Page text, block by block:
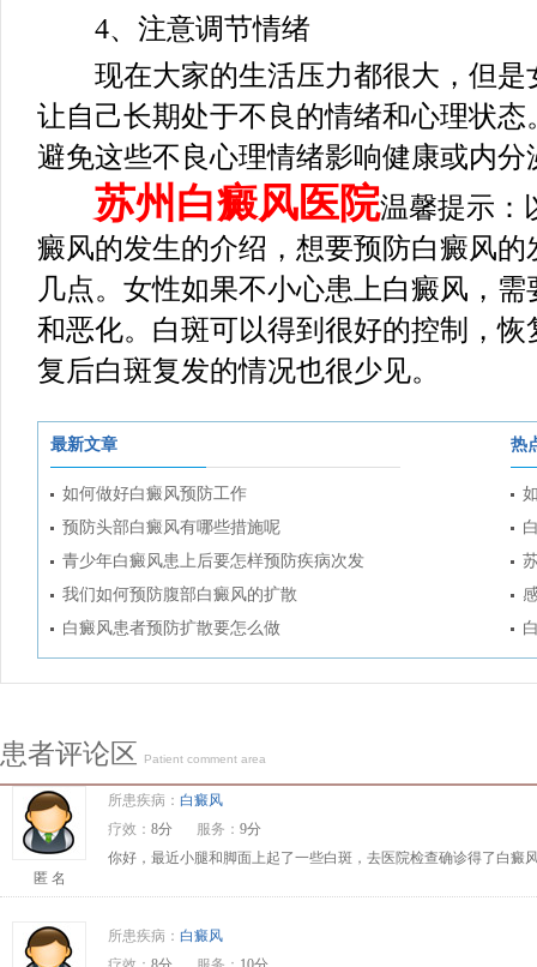
4、注意调节情绪
现在大家的生活压力都很大，但是
让自己长期处于不良的情绪和心理状
避免这些不良心理情绪影响健康或内
苏州白癜风医院温馨提示：
癜风的发生的介绍，想要预防白癜风
几点。女性如果不小心患上白癜风，
和恶化。白斑可以得到很好的控制，
复后白斑复发的情况也很少见。
最新文章
如何做好白癜风预防工作
预防头部白癜风有哪些措施呢
青少年白癜风患上后要怎样预防疾病次发
我们如何预防腹部白癜风的扩散
白癜风患者预防扩散要怎么做
热
患者评论区 Patient comment area
匿 名
所患疾病： 白癜风
疗效： 8分 服务： 9分
你好，最近小腿和脚面上起了一些白斑，去医院检查确诊得了白
所患疾病： 白癜风